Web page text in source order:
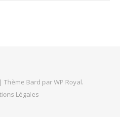
Thème Bard parWP Royal.
Légales